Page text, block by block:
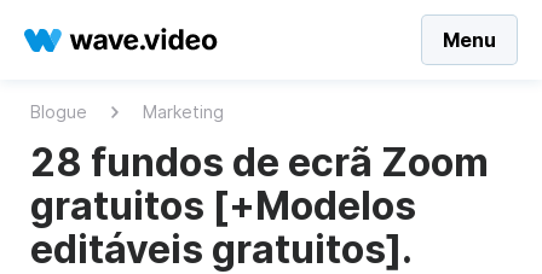
Menu
Blogue Marketing
28 fundos de ecrã Zoom
gratuitos [+Modelos
editáveis gratuitos].